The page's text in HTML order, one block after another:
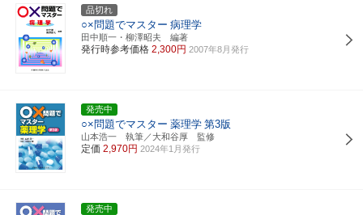
品切れ
○×問題でマスター 病理学
田中順一・柳澤昭夫 編著
発行時参考価格 2,300円 2007年8月発行
発売中
○×問題でマスター 薬理学 第3版
山本浩一 執筆／大和谷厚 監修
定価 2,970円 2024年1月発行
発売中